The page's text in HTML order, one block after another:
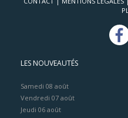
LES NOUVEAUTÉS
Samedi 08 août
Vendredi 07 août
Jeudi 06 août